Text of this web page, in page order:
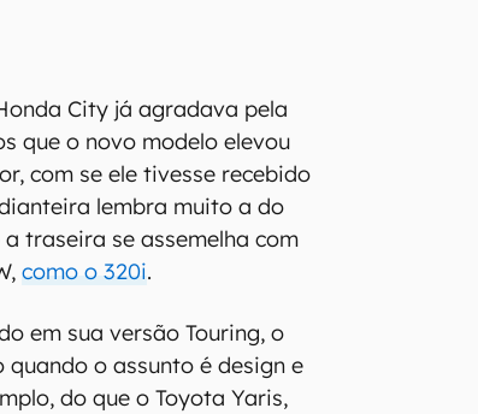
City já agradava pela
que o novo modelo elevou
com se ele tivesse recebido
lembra muito a do
traseira se assemelha com
como o 320i.
em sua versão Touring, o
o assunto é design e
do que o Toyota Yaris,